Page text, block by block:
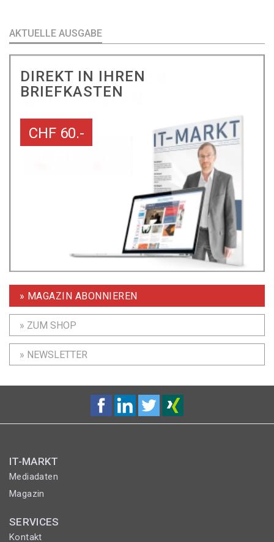
AKTUELLE AUSGABE
DIREKT IN IHREN
BRIEFKASTEN
CHF 60.-
» MAGAZIN ABONNIEREN
» ZUM SHOP
» NEWSLETTER
IT-MARKT
Mediadaten
Magazin
SERVICES
Kontakt